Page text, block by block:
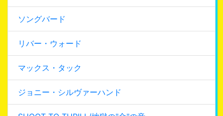
ソングバード
リバー・ウォード
マックス・タック
ジョニー・シルヴァーハンド